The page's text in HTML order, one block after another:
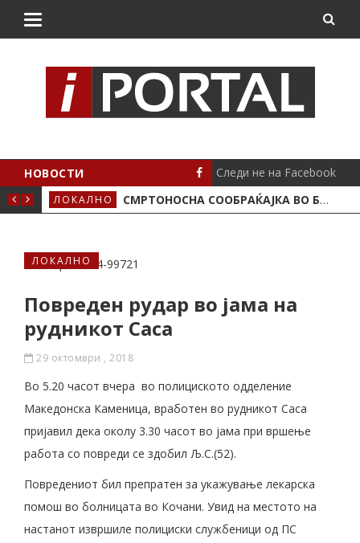
НОВОСТИ
ЛОКАЛНО СМРТОНОСНА СООБРАЌАЈКА ВО БУТЕЛ, ЖИВОТОТ ГО ЗАГУБИ 19-ГОДИШЕН МОТОЦИКЛИСТ
Следи не на Facebook
ЛОКАЛНО
Повреден рудар во јама на
рудникот Саса
29 октомври , 2018
Во 5.20 часот вчера во полициското одделение
Македонска Каменица, вработен во рудникот Саса
пријавил дека околу 3.30 часот во јама при вршење
работа со повреди се здобил Љ.С.(52).
Повредениот бил препратен за укажување лекарска
помош во болницата во Кочани. Увид на местото на
настанот извршиле полициски службеници од ПС